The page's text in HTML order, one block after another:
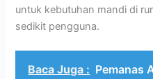
untuk kebutuhan mandi di
sedikit pengguna.
Baca Juga : Pemanas